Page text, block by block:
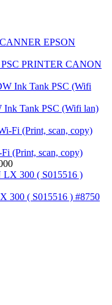
EPSON
PRINTER CANON
Tank PSC (Wifi lan)
(Print, scan, copy)
300 ( S015516 ) #8750